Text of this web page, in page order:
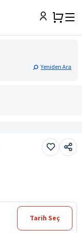
Yeniden Ara
Tarih Seç